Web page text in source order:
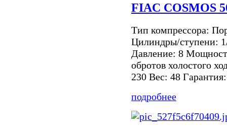
FIAC COSMOS
Тип компрессора:
Цилиндры/ступени:
Давление: 8
обротов холостого
230 Вес: 48
подробнее